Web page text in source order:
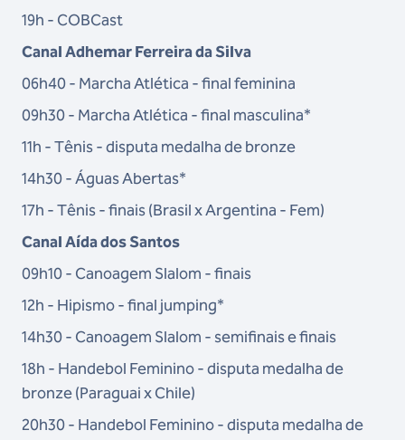
19h - COBCast
Canal Adhemar Ferreira da Silva
06h40 - Marcha Atlética - final feminina
09h30 - Marcha Atlética - final masculina*
11h - Tênis - disputa medalha de bronze
14h30 - Águas Abertas*
17h - Tênis - finais (Brasil x Argentina - Fem)
Canal Aída dos Santos
09h10 - Canoagem Slalom - finais
12h - Hipismo - final jumping*
14h30 - Canoagem Slalom - semifinais e finais
18h - Handebol Feminino - disputa medalha de
bronze (Paraguai x Chile)
20h30 - Handebol Feminino - disputa medalha de